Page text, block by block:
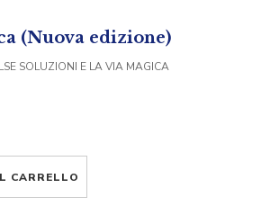
(Nuova edizione)
SOLUZIONI E LA VIA MAGICA
CARRELLO